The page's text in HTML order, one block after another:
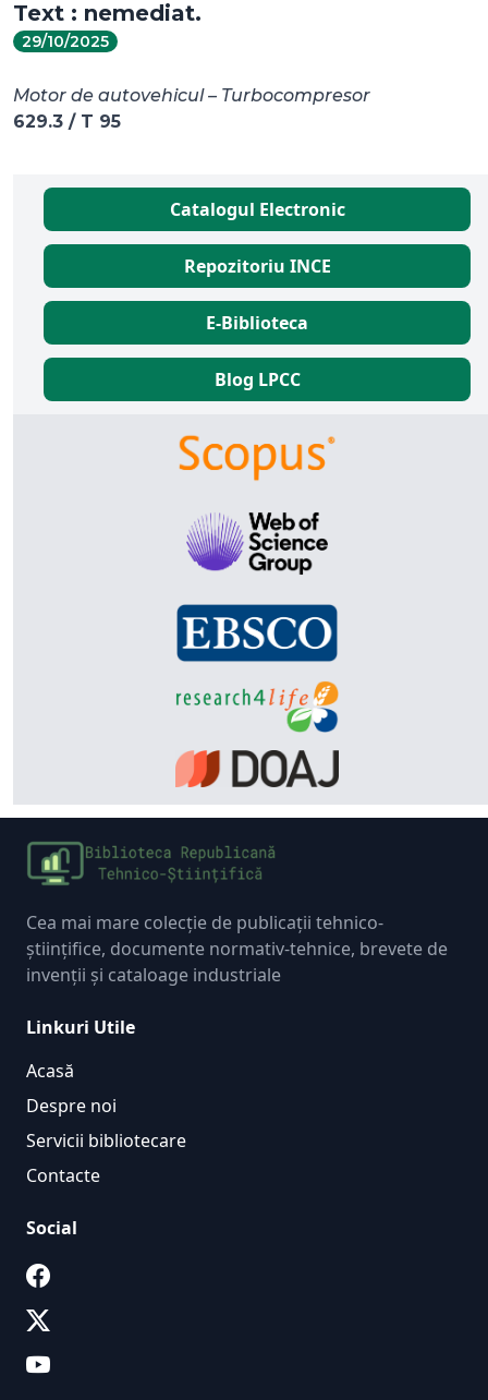
Text : nemediat.
29/10/2025
Motor de autovehicul – Turbocompresor
629.3 / T 95
Catalogul Electronic
Repozitoriu INCE
E-Biblioteca
Blog LPCC
Cea mai mare colecție de publicații tehnico-
științifice, documente normativ-tehnice, brevete de
invenții și cataloage industriale
Linkuri Utile
Acasă
Despre noi
Servicii bibliotecare
Contacte
Social